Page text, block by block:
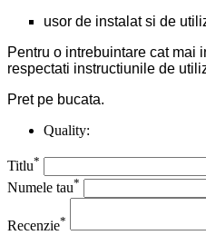
usor de instalat si de
Pentru o intrebuintare cat mai
respectati instructiunile de
Pret pe bucata.
Quality:
Titlu*
Numele tau*
Recenzie*